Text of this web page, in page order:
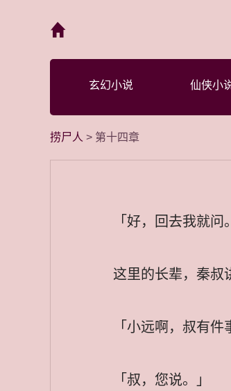
玄幻小说 仙侠小
捞尸人 > 第十四章
「好，回去我就问
这里的长辈，秦叔
「小远啊，叔有件
「叔，您说。」